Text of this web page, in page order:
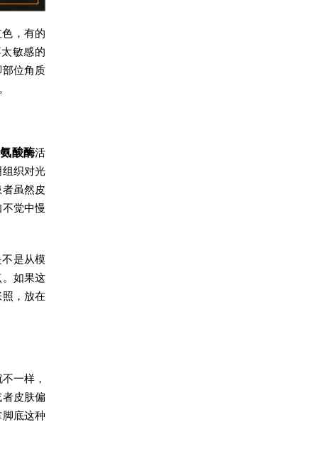
，有的
敏感的
位角质
酸酶活
织对光
虽然皮
觉中慢
是从模
如果这
，放在
一样，
皮肤偏
底这种